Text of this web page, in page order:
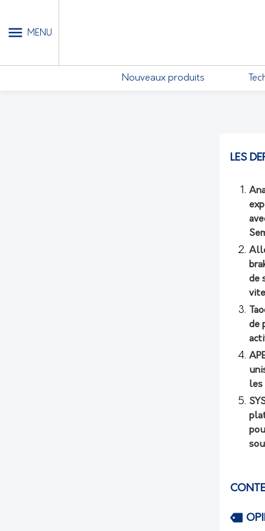
MENU
Nouveaux produits
LES
de
de
les